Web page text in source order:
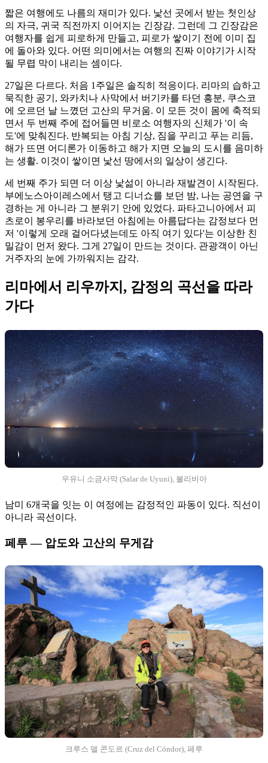
짧은 여행에도 나름의 재미가 있다. 낯선 곳에서 받는 첫인상
의 자극, 귀국 직전까지 이어지는 긴장감. 그런데 그 긴장감은
여행자를 쉽게 피로하게 만들고, 피로가 쌓이기 전에 이미 집
에 돌아와 있다. 어떤 의미에서는 여행의 진짜 이야기가 시작
될 무렵 막이 내리는 셈이다.
27일은 다르다. 처음 1주일은 솔직히 적응이다. 리마의 습하고
묵직한 공기, 와카치나 사막에서 버기카를 타던 흥분, 쿠스코
에 오르던 날 느꼈던 고산의 무거움. 이 모든 것이 몸에 축적되
면서 두 번째 주에 접어들면 비로소 여행자의 신체가 '이 속
도'에 맞춰진다. 반복되는 아침 기상, 짐을 꾸리고 푸는 리듬,
해가 뜨면 어디론가 이동하고 해가 지면 오늘의 도시를 음미하
는 생활. 이것이 쌓이면 낯선 땅에서의 일상이 생긴다.
세 번째 주가 되면 더 이상 낯섦이 아니라 재발견이 시작된다.
부에노스아이레스에서 탱고 디너쇼를 보던 밤, 나는 공연을 구
경하는 게 아니라 그 분위기 안에 있었다. 파타고니아에서 피
츠로이 봉우리를 바라보던 아침에는 아름답다는 감정보다 먼
저 '이렇게 오래 걸어다녔는데도 아직 여기 있다'는 이상한 친
밀감이 먼저 왔다. 그게 27일이 만드는 것이다. 관광객이 아닌
거주자의 눈에 가까워지는 감각.
리마에서 리우까지, 감정의 곡선을 따라
가다
우유니 소금사막 (Salar de Uyuni), 볼리비아
남미 6개국을 잇는 이 여정에는 감정적인 파동이 있다. 직선이
아니라 곡선이다.
페루 — 압도와 고산의 무게감
크루스 델 콘도르 (Cruz del Cóndor), 페루